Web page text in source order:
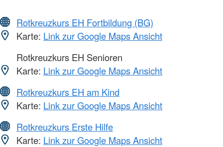
Rotkreuzkurs EH Fortbildung (BG)
Karte: Link zur Google Maps Ansicht
Rotkreuzkurs EH Senioren
Karte: Link zur Google Maps Ansicht
Rotkreuzkurs EH am Kind
Karte: Link zur Google Maps Ansicht
Rotkreuzkurs Erste Hilfe
Karte: Link zur Google Maps Ansicht